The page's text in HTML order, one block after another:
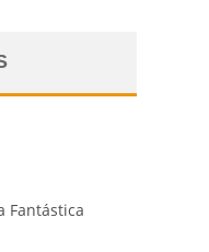
Fantástica